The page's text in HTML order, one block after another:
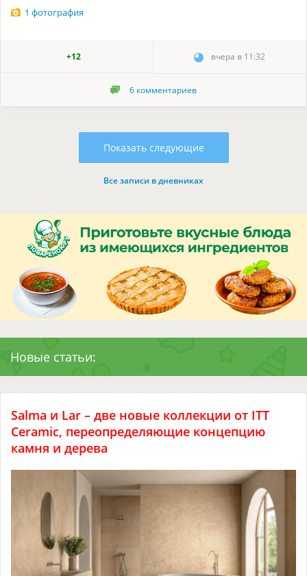
1 фотография
+12 вчера в 11:32
6 комментариев
Показать следующие
Все записи в дневниках
Новые статьи:
Salma и Lar – две новые коллекции от ITT
Ceramic, переопределяющие концепцию
камня и дерева